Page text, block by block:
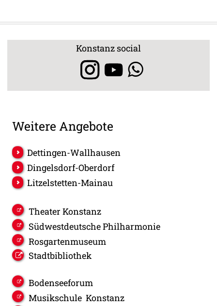
Konstanz social
Weitere Angebote
Dettingen-Wallhausen
Dingelsdorf-Oberdorf
Litzelstetten-Mainau
Theater Konstanz
Südwestdeutsche Philharmonie
Rosgartenmuseum
Stadtbibliothek
Bodenseeforum
Musikschule Konstanz